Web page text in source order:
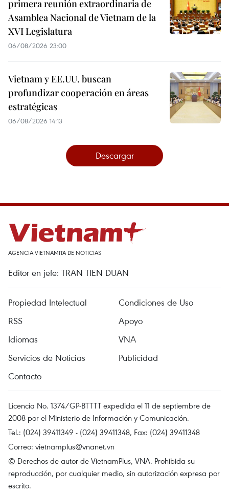
primera reunión extraordinaria de
Asamblea Nacional de Vietnam de la
XVI Legislatura
06/08/2026 23:00
Vietnam y EE.UU. buscan
profundizar cooperación en áreas
estratégicas
06/08/2026 14:13
Descargar
AGENCIA VIETNAMITA DE NOTICIAS
Editor en jefe: TRAN TIEN DUAN
Propiedad Intelectual
Condiciones de Uso
RSS
Apoyo
Idiomas
VNA
Servicios de Noticias
Publicidad
Contacto
Licencia No. 1374/GP-BTTTT expedida el 11 de septiembre de
2008 por el Ministerio de Información y Comunicación.
Tel.: (024) 39411349 - (024) 39411348, Fax: (024) 39411348
Correo: vietnamplus@vnanet.vn
© Derechos de autor de VietnamPlus, VNA. Prohibida su
reproducción, por cualquier medio, sin autorización expresa por
escrito.